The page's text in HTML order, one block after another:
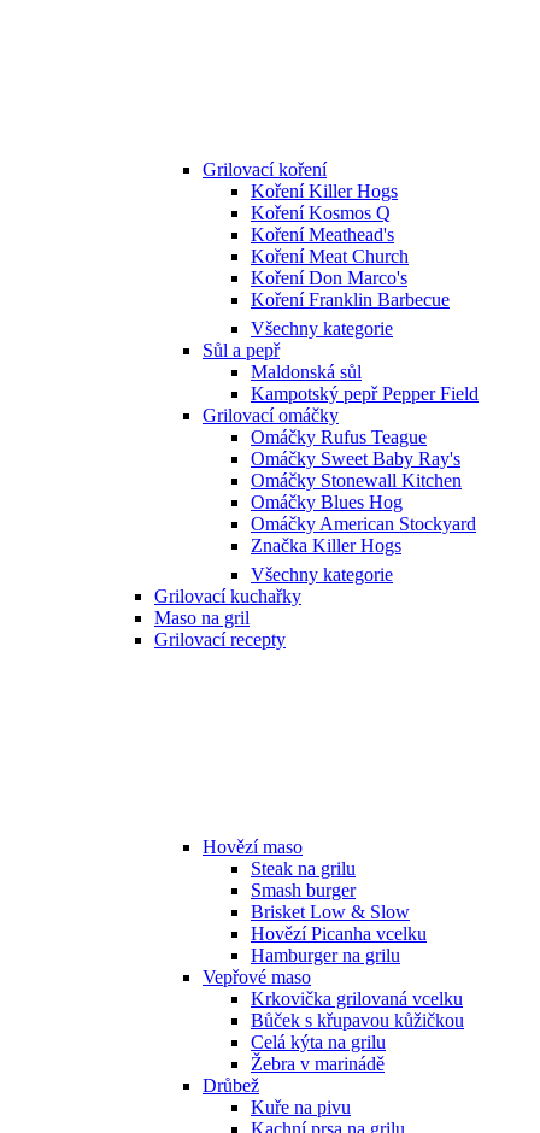
Grilovací koření
Koření Killer Hogs
Koření Kosmos Q
Koření Meathead's
Koření Meat Church
Koření Don Marco's
Koření Franklin Barbecue
Všechny kategorie
Sůl a pepř
Maldonská sůl
Kampotský pepř Pepper Field
Grilovací omáčky
Omáčky Rufus Teague
Omáčky Sweet Baby Ray's
Omáčky Stonewall Kitchen
Omáčky Blues Hog
Omáčky American Stockyard
Značka Killer Hogs
Všechny kategorie
Grilovací kuchařky
Maso na gril
Grilovací recepty
Hovězí maso
Steak na grilu
Smash burger
Brisket Low & Slow
Hovězí Picanha vcelku
Hamburger na grilu
Vepřové maso
Krkovička grilovaná vcelku
Bůček s křupavou kůžičkou
Celá kýta na grilu
Žebra v marinádě
Drůbež
Kuře na pivu
Kachní prsa na grilu